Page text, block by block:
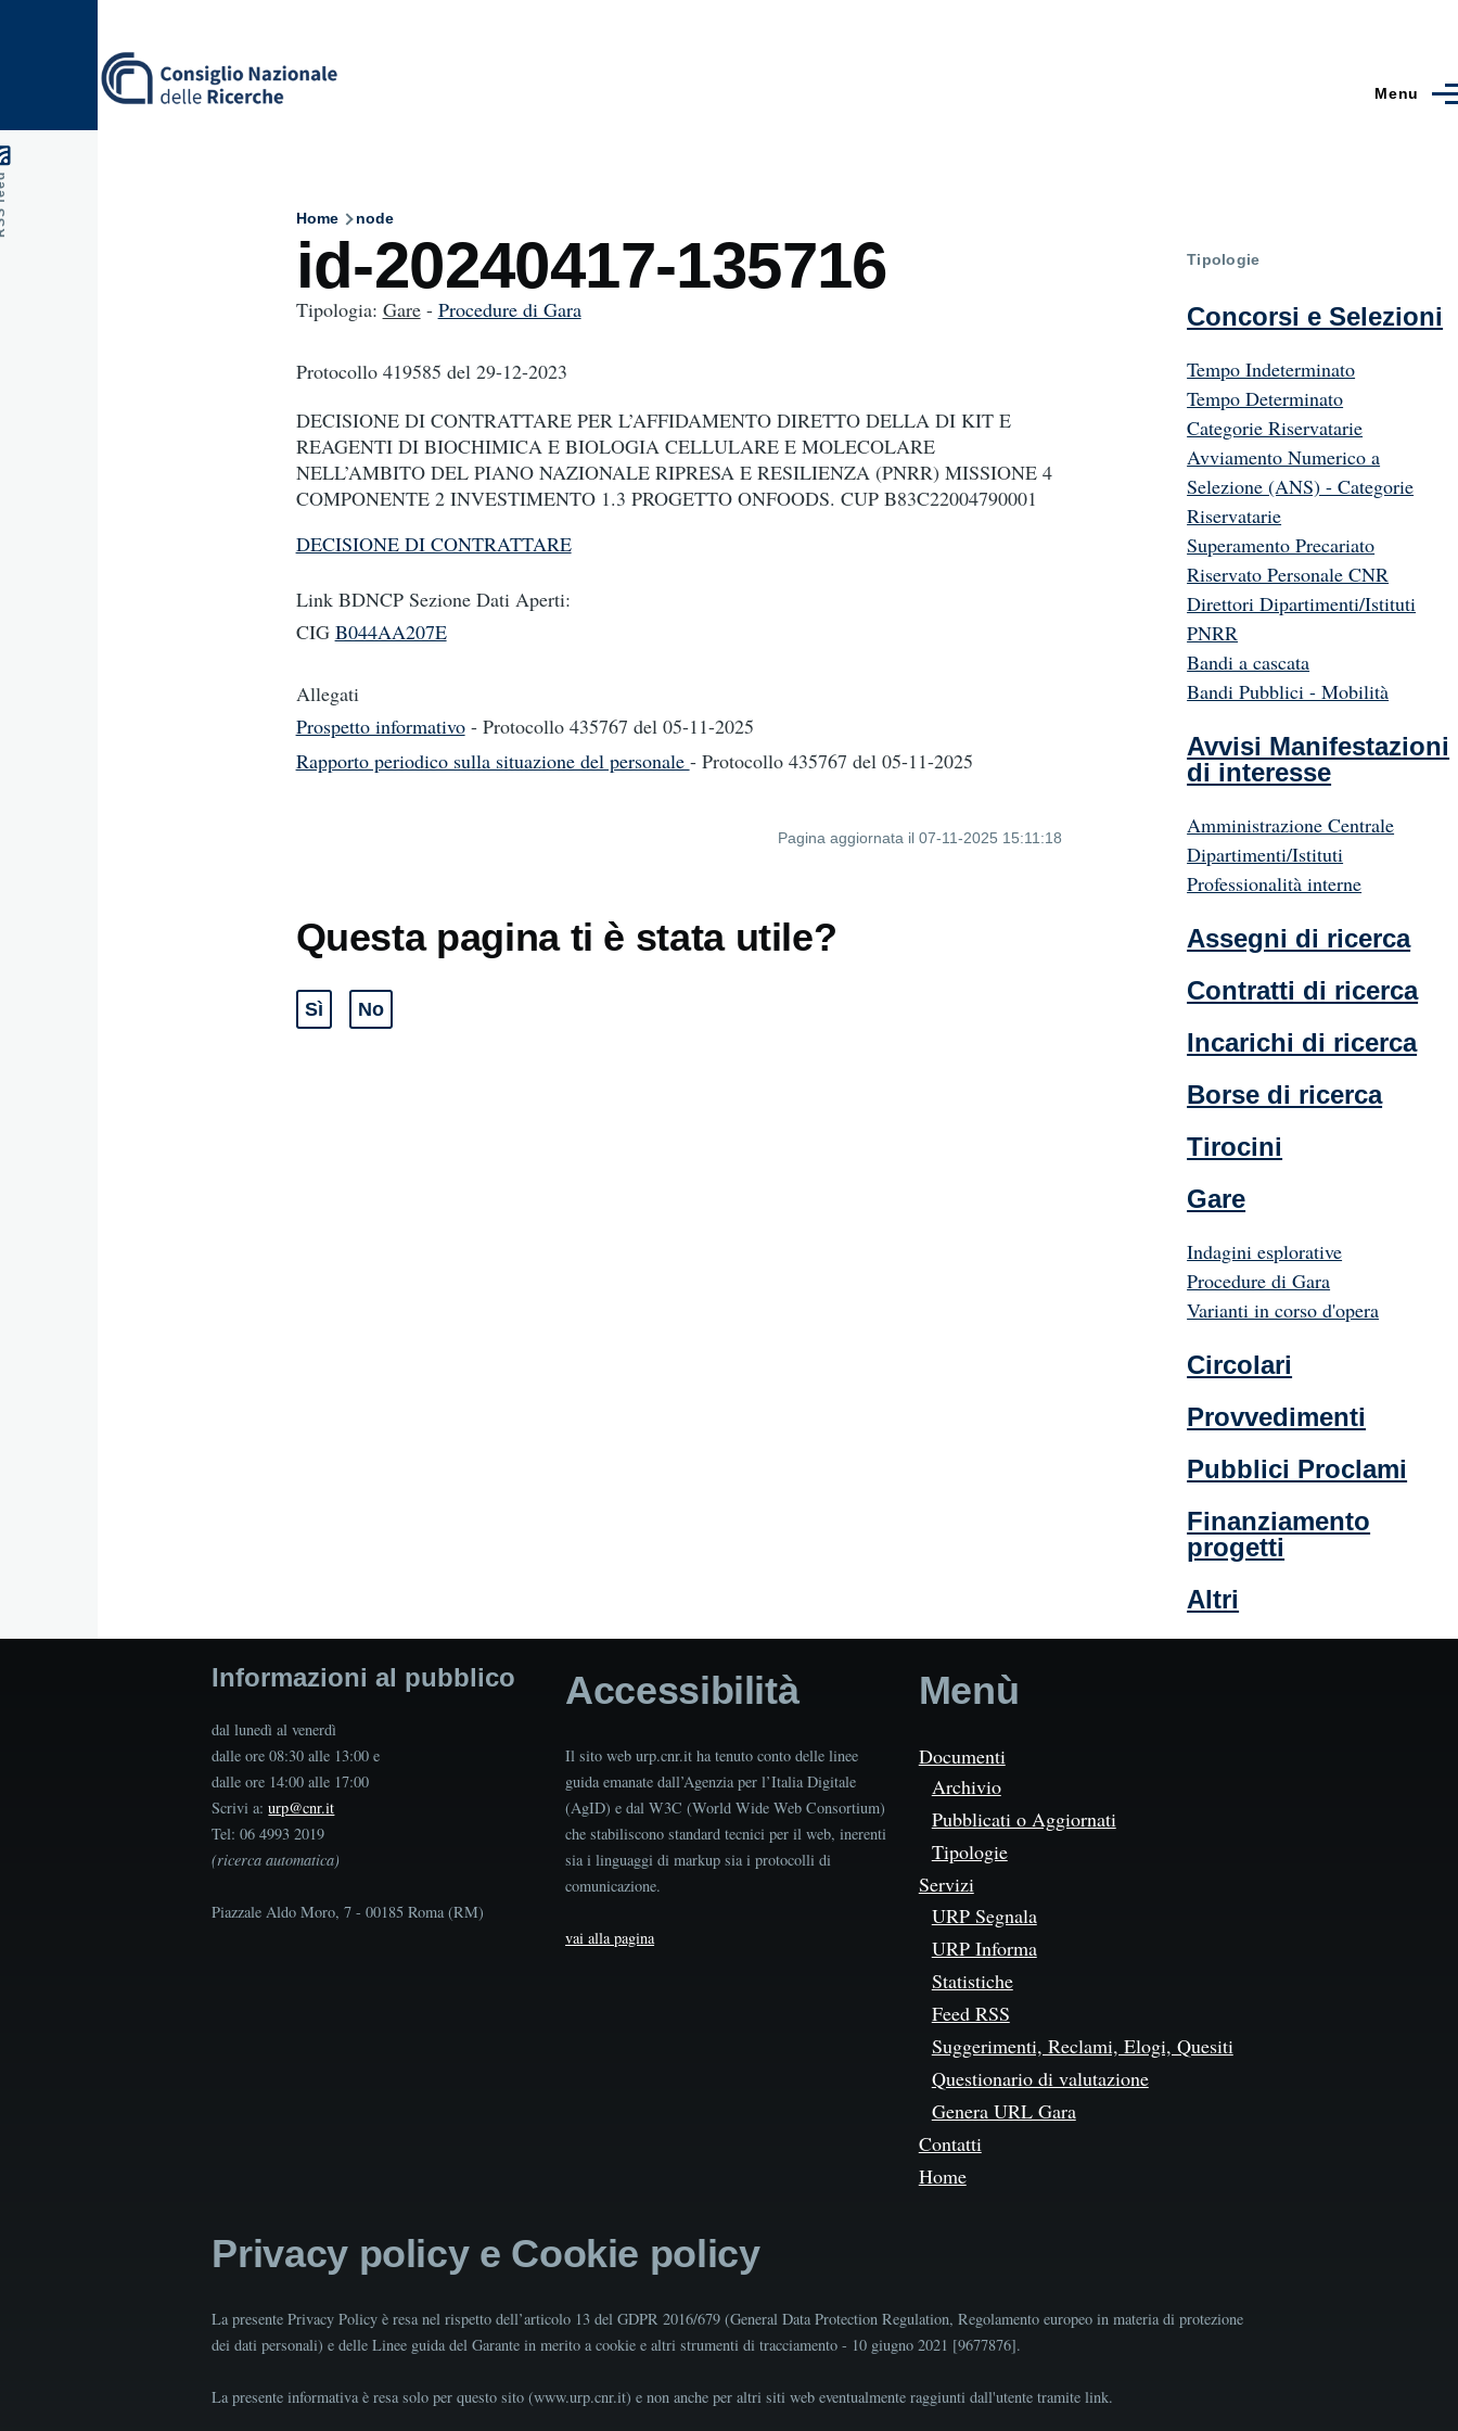
Menu
Breadcrumb
Home node
id-20240417-135716
Tipologia: Gare- Procedure di Gara
Protocollo 419585 del 29-12-2023
DECISIONE DI CONTRATTARE PER L’AFFIDAMENTO DIRETTO DELLA DI KIT E
REAGENTI DI BIOCHIMICA E BIOLOGIA CELLULARE E MOLECOLARE
NELL’AMBITO DEL PIANO NAZIONALE RIPRESA E RESILIENZA (PNRR) MISSIONE 4
COMPONENTE 2 INVESTIMENTO 1.3 PROGETTO ONFOODS. CUP B83C22004790001
DECISIONE DI CONTRATTARE
Link BDNCP Sezione Dati Aperti:
CIG B044AA207E
Allegati
Prospetto informativo - Protocollo 435767 del 05-11-2025
Rapporto periodico sulla situazione del personale - Protocollo 435767 del 05-11-2025
Pagina aggiornata il 07-11-2025 15:11:18
Questa pagina ti è stata utile?
Sì
Tipologie
Concorsi e Selezioni
Tempo Indeterminato
Tempo Determinato
Categorie Riservatarie
Avviamento Numerico a
Selezione (ANS) - Categorie
Riservatarie
Superamento Precariato
Riservato Personale CNR
Direttori Dipartimenti/Istituti
PNRR
Bandi a cascata
Bandi Pubblici - Mobilità
Avvisi Manifestazioni
di interesse
Amministrazione Centrale
Dipartimenti/Istituti
Professionalità interne
Assegni di ricerca
Contratti di ricerca
Incarichi di ricerca
Borse di ricerca
Tirocini
Gare
Indagini esplorative
Procedure di Gara
Varianti in corso d'opera
Circolari
Provvedimenti
Pubblici Proclami
Finanziamento
progetti
Altri
Informazioni al pubblico
dal lunedì al venerdì
dalle ore 08:30 alle 13:00 e
dalle ore 14:00 alle 17:00
Scrivi a:urp@cnr.it
Tel: 06 4993 2019
(ricerca automatica)
Piazzale Aldo Moro, 7 - 00185 Roma (RM)
Accessibilità
Il sito web urp.cnr.it ha tenuto conto delle linee
guida emanate dall’Agenzia per l’Italia Digitale
(AgID) e dal W3C (World Wide Web Consortium)
che stabiliscono standard tecnici per il web, inerenti
sia i linguaggi di markup sia i protocolli di
comunicazione.
vai alla pagina
Menù
Documenti
Archivio
Pubblicati o Aggiornati
Tipologie
Servizi
URP Segnala
URP Informa
Statistiche
Feed RSS
Suggerimenti, Reclami, Elogi, Quesiti
Questionario di valutazione
Genera URL Gara
Contatti
Home
Privacy policy e Cookie policy
La presente Privacy Policy è resa nel rispetto dell’articolo 13 del GDPR 2016/679 (General Data Protection Regulation, Regolamento europeo in materia di protezione
dei dati personali) e delle Linee guida del Garante in merito a cookie e altri strumenti di tracciamento - 10 giugno 2021 [9677876].
La presente informativa è resa solo per questo sito (www.urp.cnr.it) e non anche per altri siti web eventualmente raggiunti dall'utente tramite link.